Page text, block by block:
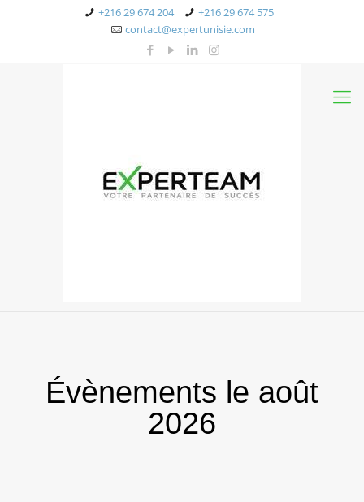
+216 29 674 204
+216 29 674 575
contact@expertunisie.com
Évènements le août
2026